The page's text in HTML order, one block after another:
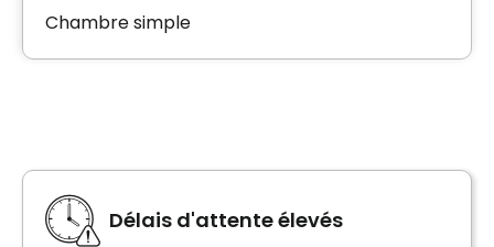
Chambre simple
Délais d'attente élevés